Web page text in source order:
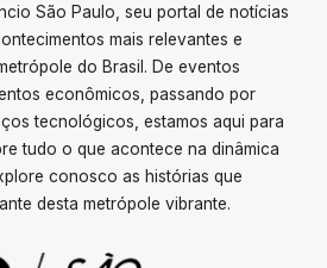
São Paulo, seu portal de notícias
mais relevantes e
do Brasil. De eventos
econômicos, passando por
tecnológicos, estamos aqui para
tudo o que acontece na dinâmica
conosco as histórias que
desta metrópole vibrante.